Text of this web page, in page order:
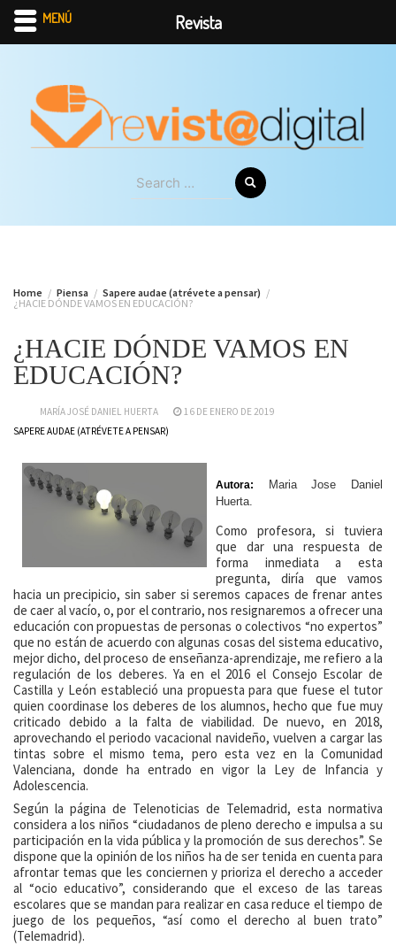
content
Search
for:
Home Piensa
Sapere audae (atrévete a pensar)
¿HACIE DÓNDE VAMOS EN EDUCACIÓN?
¿HACIE DÓNDE VAMOS EN
EDUCACIÓN?
MARÍA JOSÉ DANIEL HUERTA
16 DE ENERO DE 2019
SAPERE AUDAE (ATRÉVETE A PENSAR)
Autora:
Maria Jose Daniel
Huerta.
Como profesora, si tuviera
que dar una respuesta de
forma inmediata a esta
pregunta, diría que vamos
hacia un precipicio, sin saber si seremos capaces de frenar antes
de caer al vacío, o, por el contrario, nos resignaremos a ofrecer una
educación con propuestas de personas o colectivos “no expertos”
que no están de acuerdo con algunas cosas del sistema educativo,
mejor dicho, del proceso de enseñanza-aprendizaje, me refiero a la
regulación de los deberes. Ya en el 2016 el Consejo Escolar de
Castilla y León estableció una propuesta para que fuese el tutor
quien coordinase los deberes de los alumnos, hecho que fue muy
criticado debido a la falta de viabilidad. De nuevo, en 2018,
aprovechando el periodo vacacional navideño, vuelven a cargar las
tintas sobre el mismo tema, pero esta vez en la Comunidad
Valenciana, donde ha entrado en vigor la Ley de Infancia y
Adolescencia.
Según la página de Telenoticias de Telemadrid, esta normativa
considera a los niños “ciudadanos de pleno derecho e impulsa a su
participación en la vida pública y la promoción de sus derechos”. Se
dispone que la opinión de los niños ha de ser tenida en cuenta para
afrontar temas que les conciernen y prioriza el derecho a acceder
al “ocio educativo”, considerando que el exceso de las tareas
escolares que se mandan para realizar en casa reduce el tiempo de
juego de los pequeños, “así como el derecho al buen trato”
(Telemadrid).
MENÚ Revista